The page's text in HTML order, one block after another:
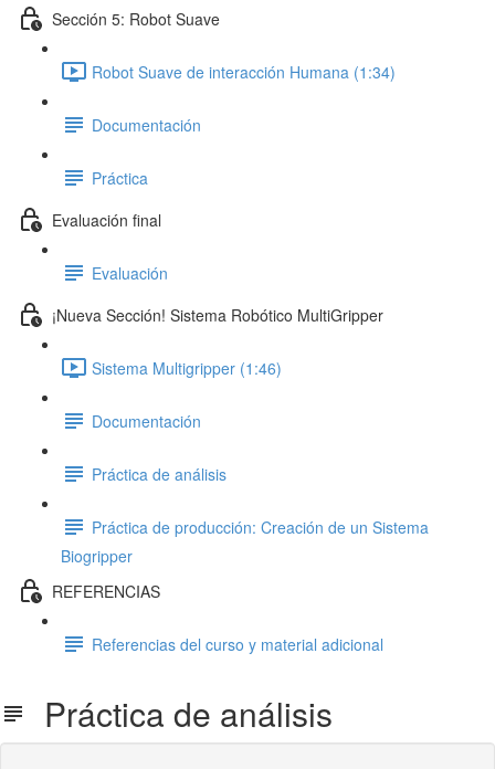
Sección 5: Robot Suave
Robot Suave de interacción Humana (1:34)
Documentación
Práctica
Evaluación final
Evaluación
¡Nueva Sección! Sistema Robótico MultiGripper
Sistema Multigripper (1:46)
Documentación
Práctica de análisis
Práctica de producción: Creación de un Sistema
Biogripper
REFERENCIAS
Referencias del curso y material adicional
Práctica de análisis